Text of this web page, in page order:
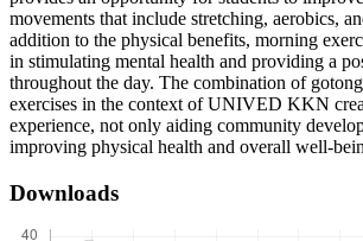
movements that include stretching, aerobics,
addition to the physical benefits, morning
in stimulating mental health and providing a
throughout the day. The combination of
exercises in the context of UNIVED KKN
experience, not only aiding community
improving physical health and overall well-
Downloads